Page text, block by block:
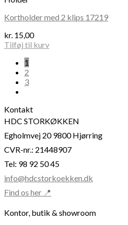
Kortholder med 2 klips 17219
kr. 15,00
Tilføj til kurv
1
2
3
Kontakt
HDC STORKØKKEN
Egholmvej 20 9800 Hjørring
CVR-nr.: 21448907
Tel: 98 92 50 45
info@hdcstorkoekken.dk
Find os her 📍
Kontor, butik & showroom